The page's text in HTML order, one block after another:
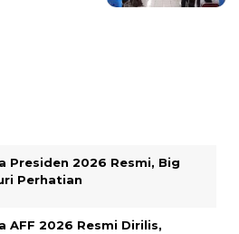
Presiden 2026 Resmi, Big
Perhatian
AFF 2026 Resmi Dirilis,